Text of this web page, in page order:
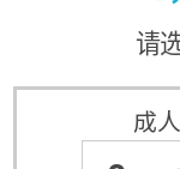
请
成人